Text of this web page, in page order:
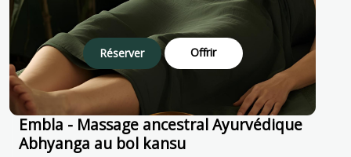
Réserver Offrir
Embla - Massage ancestral Ayurvédique
Abhyanga au bol kansu